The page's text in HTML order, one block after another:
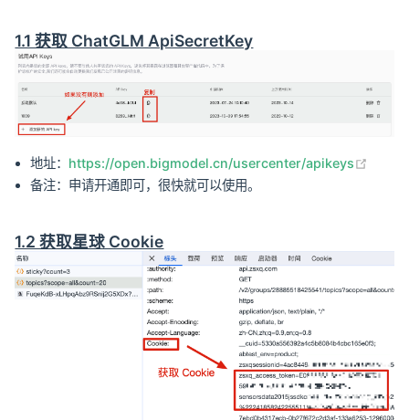
1.1 获取 ChatGLM ApiSecretKey
地址： https://open.bigmodel.cn/usercenter/apikeys
备注：申请开通即可，很快就可以使用。
1.2 获取星球 Cookie